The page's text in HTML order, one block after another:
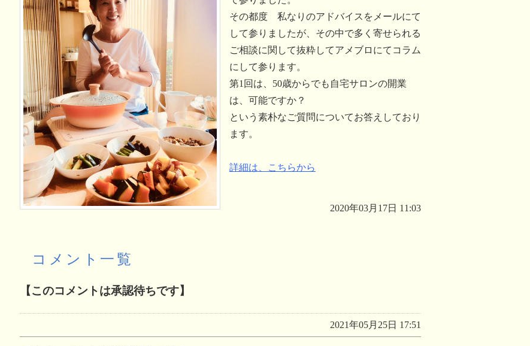
その都度 私なりのアドバイスをメールにて
して参りましたが、その中で多く寄せられる
ご相談に関して抜粋してアメブロにてコラム
にして参ります。
第1回は、50歳からでも自宅サロンの開業
は、可能ですか？
という素朴なご質問についてお答えしており
ます。
詳細は、こちらから
2020年03月17日 11:03
コメント一覧
【このコメントは承認待ちです】
2021年05月25日 17:51